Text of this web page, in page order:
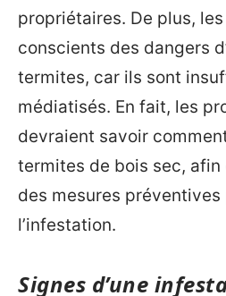
propriétaires. De plus,
conscients des dangers
termites, car ils sont
médiatisés. En fait, les
devraient savoir
termites de bois sec,
des mesures
l’infestation.
Signes d’une